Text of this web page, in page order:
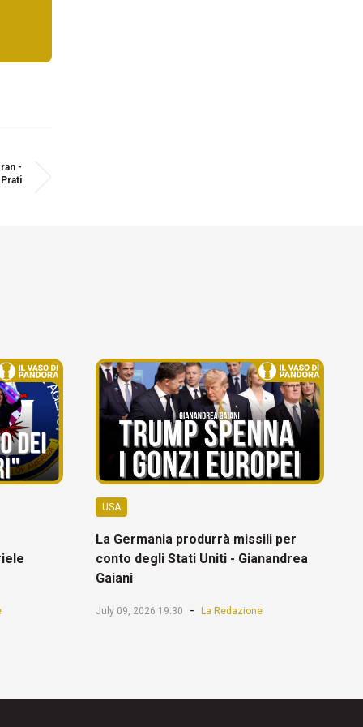
-
USA
La Germania produrrà missili per
conto degli Stati Uniti - Gianandrea
Gaiani
July 09, 2026 19:30 - La Redazione